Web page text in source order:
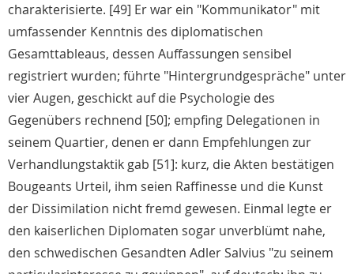
charakterisierte. [49] Er war ein "Kommunikator" mit
umfassender Kenntnis des diplomatischen
Gesamttableaus, dessen Auffassungen sensibel
registriert wurden; führte "Hintergrundgespräche" unter
vier Augen, geschickt auf die Psychologie des
Gegenübers rechnend [50]; empfing Delegationen in
seinem Quartier, denen er dann Empfehlungen zur
Verhandlungstaktik gab [51]: kurz, die Akten bestätigen
Bougeants Urteil, ihm seien Raffinesse und die Kunst
der Dissimilation nicht fremd gewesen. Einmal legte er
den kaiserlichen Diplomaten sogar unverblümt nahe,
den schwedischen Gesandten Adler Salvius "zu seinem